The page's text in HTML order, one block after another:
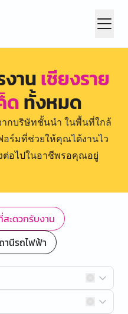
านเชียงราย
ดทั้งหมด
กบริษัทชั้นนำ ในพื้นที่ใกล้
ร์มที่ช่วยให้คุณได้งานไว
ต่อไปในอาชีพรอคุณอยู่
ะดวกรับงาน
านีรถไฟฟ้า